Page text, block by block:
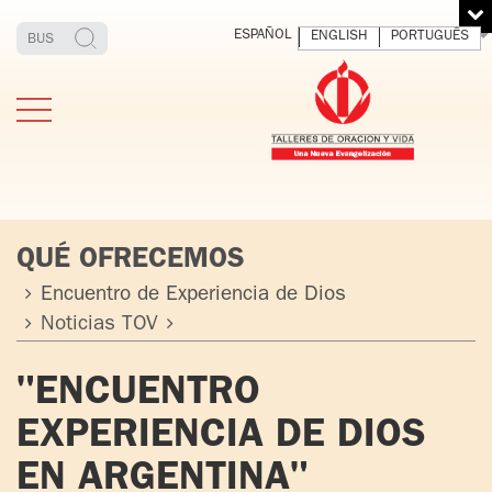
TOV ADULTOS
TOV JÓVENES
TOV
PADRE
IGNACIO
LARRAÑAGA
OFM CAP.
ESPAÑOL ENGLISH PORTUGUÊS
QUÉ OFRECEMOS
Encuentro de Experiencia de Dios
Noticias TOV
"ENCUENTRO
EXPERIENCIA DE DIOS
EN ARGENTINA"